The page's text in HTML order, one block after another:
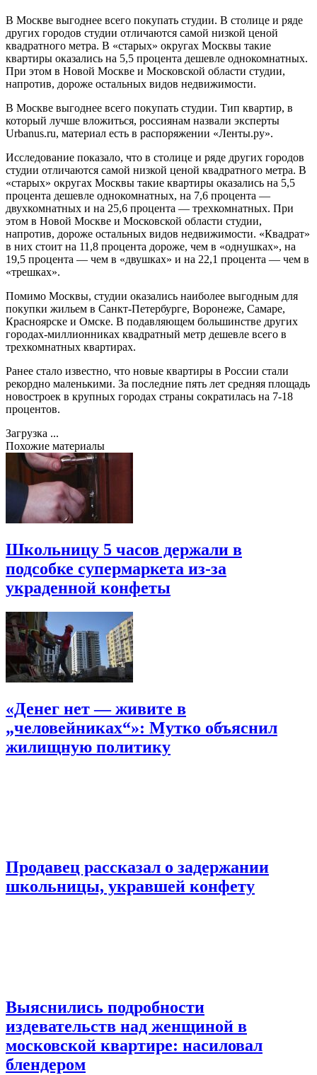
В Москве выгоднее всего покупать студии. В столице и ряде
других городов студии отличаются самой низкой ценой
квадратного метра. В «старых» округах Москвы такие
квартиры оказались на 5,5 процента дешевле однокомнатных.
При этом в Новой Москве и Московской области студии,
напротив, дороже остальных видов недвижимости.
В Москве выгоднее всего покупать студии. Тип квартир, в
который лучше вложиться, россиянам назвали эксперты
Urbanus.ru, материал есть в распоряжении «Ленты.ру».
Исследование показало, что в столице и ряде других городов
студии отличаются самой низкой ценой квадратного метра. В
«старых» округах Москвы такие квартиры оказались на 5,5
процента дешевле однокомнатных, на 7,6 процента —
двухкомнатных и на 25,6 процента — трехкомнатных. При
этом в Новой Москве и Московской области студии,
напротив, дороже остальных видов недвижимости. «Квадрат»
в них стоит на 11,8 процента дороже, чем в «однушках», на
19,5 процента — чем в «двушках» и на 22,1 процента — чем в
«трешках».
Помимо Москвы, студии оказались наиболее выгодным для
покупки жильем в Санкт-Петербурге, Воронеже, Самаре,
Красноярске и Омске. В подавляющем большинстве других
городах-миллионниках квадратный метр дешевле всего в
трехкомнатных квартирах.
Ранее стало известно, что новые квартиры в России стали
рекордно маленькими. За последние пять лет средняя площадь
новостроек в крупных городах страны сократилась на 7-18
процентов.
Загрузка ...
Похожие материалы
Школьницу 5 часов держали в
подсобке супермаркета из-за
украденной конфеты
«Денег нет — живите в
„человейниках“»: Мутко объяснил
жилищную политику
Продавец рассказал о задержании
школьницы, укравшей конфету
Выяснились подробности
издевательств над женщиной в
московской квартире: насиловал
блендером